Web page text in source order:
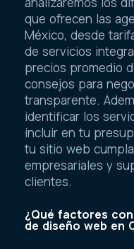
que ofrecen las
México, desde
de servicios
precios promedio
consejos para
transparente.
identificar los
incluir en tu
tu sitio web
empresariales y
clientes.
¿Qué factores
de diseño web en